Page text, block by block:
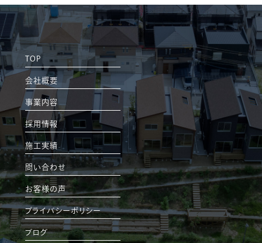
TOP
会社概要
事業内容
採用情報
施工実績
問い合わせ
お客様の声
プライバシーポリシー
ブログ